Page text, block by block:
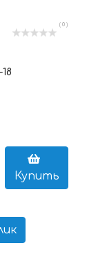
( 0 )
Купить